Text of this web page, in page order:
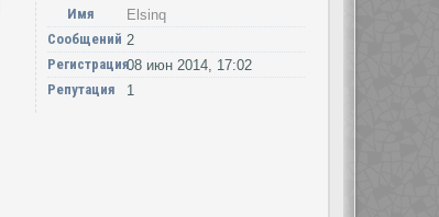
Имя
Elsinq
Сообщений 2
Регистрация08 июн 2014, 17:02
Репутация
1